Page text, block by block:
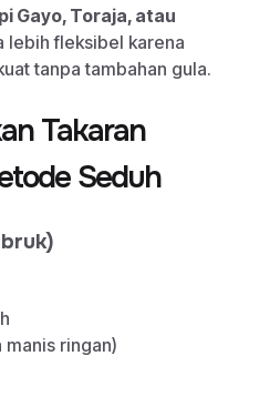
Gayo, Toraja, atau
lebih fleksibel karena
tanpa tambahan gula.
Takaran
Seduh
manis ringan)